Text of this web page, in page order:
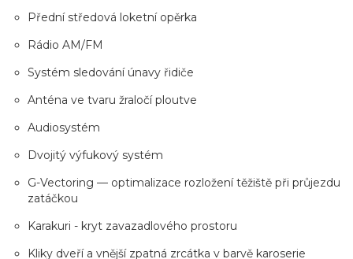
Přední středová loketní opěrka
Rádio AM/FM
Systém sledování únavy řidiče
Anténa ve tvaru žraločí ploutve
Audiosystém
Dvojitý výfukový systém
G-Vectoring — optimalizace rozložení těžiště při průjezdu
zatáčkou
Karakuri - kryt zavazadlového prostoru
Kliky dveří a vnější zpatná zrcátka v barvě karoserie